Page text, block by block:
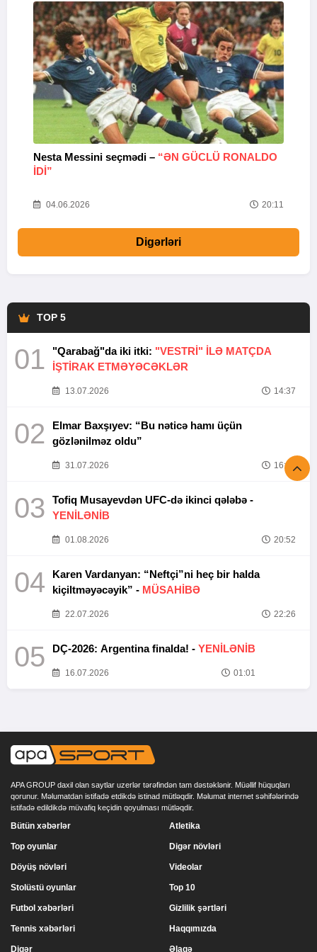
Nesta Messini seçmədi – “ƏN GÜCLÜ RONALDO
IDI”
04.06.2026 20:11
Digərləri
TOP 5
01 "Qarabağ"da iki itki: "VESTRİ" İLƏ MATÇDA
İŞTİRAK ETMƏYƏCƏKLƏR
13.07.2026 14:37
02
Elmar Baxşıyev: “Bu nəticə hamı üçün
gözlənilməz oldu”
31.07.2026 16:26
03
Tofiq Musayevdən UFC-də ikinci qələbə -
YENİLƏNİB
01.08.2026 20:52
04
Karen Vardanyan: “Neftçi”ni heç bir halda
kiçiltməyəcəyik” - MÜSAHİBƏ
22.07.2026 22:26
05 DÇ-2026: Argentina finalda! - YENİLƏNİB
16.07.2026 01:01
APA GROUP daxil olan saytlar uzerlər tərəfindən tam dəstəklənir. Müəllif hüquqları
qorunur. Məlumatdan istifadə etdikdə istinad mütləqdir. Məlumat internet səhifələrində
istifadə edildikdə müvafiq keçidin qoyulması mütləqdir.
Bütün xəbərlər
Top oyunlar
Döyüş növləri
Stolüstü oyunlar
Atletika
Digər növləri
Videolar
Top 10
Futbol xəbərləri
Tennis xəbərləri
Digər
Gizlilik şərtləri
Haqqımızda
Əlaqə